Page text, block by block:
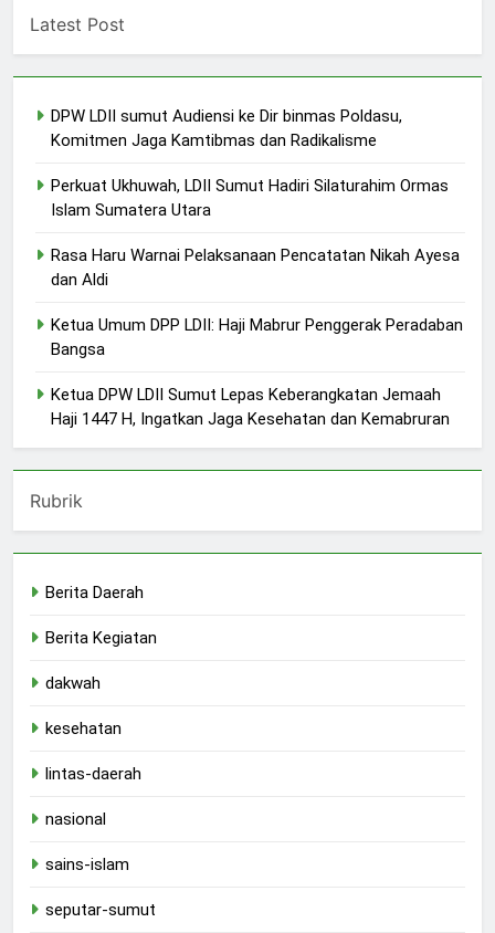
Latest Post
DPW LDII sumut Audiensi ke Dir binmas Poldasu,
Komitmen Jaga Kamtibmas dan Radikalisme
Perkuat Ukhuwah, LDII Sumut Hadiri Silaturahim Ormas
Islam Sumatera Utara
Rasa Haru Warnai Pelaksanaan Pencatatan Nikah Ayesa
dan Aldi
Ketua Umum DPP LDII: Haji Mabrur Penggerak Peradaban
Bangsa
Ketua DPW LDII Sumut Lepas Keberangkatan Jemaah
Haji 1447 H, Ingatkan Jaga Kesehatan dan Kemabruran
Rubrik
Berita Daerah
Berita Kegiatan
dakwah
kesehatan
lintas-daerah
nasional
sains-islam
seputar-sumut